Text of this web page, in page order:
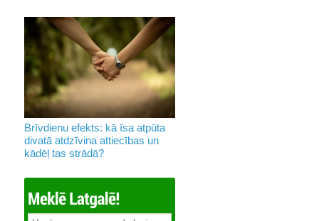
Brīvdienu efekts: kā īsa atpūta
divatā atdzīvina attiecības un
kādēļ tas strādā?